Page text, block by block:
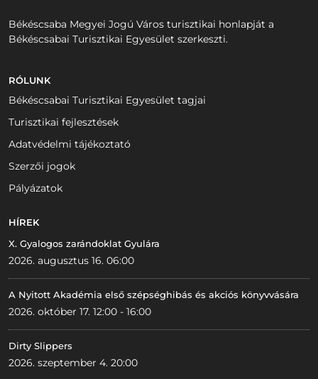
Békéscsaba Megyei Jogú Város turisztikai honlapját a
Békéscsabai Turisztikai Egyesület szerkeszti.
RÓLUNK
Békéscsabai Turisztikai Egyesület tagjai
Turisztikai fejlesztések
Adatvédelmi tájékoztató
Szerzői jogok
Pályázatok
HÍREK
X. Gyalogos zarándoklat Gyulára
2026. augusztus 16. 06:00
A Nyitott Akadémia első szépséghibás és akciós könyvvására
2026. október 17. 12:00 - 16:00
Dirty Slippers
2026. szeptember 4. 20:00